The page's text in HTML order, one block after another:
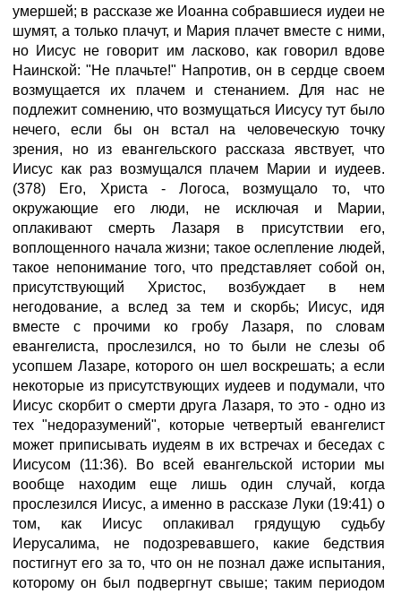
умершей; в рассказе же Иоанна собравшиеся иудеи не
шумят, а только плачут, и Мария плачет вместе с ними,
но Иисус не говорит им ласково, как говорил вдове
Наинской: "Не плачьте!" Напротив, он в сердце своем
возмущается их плачем и стенанием. Для нас не
подлежит сомнению, что возмущаться Иисусу тут было
нечего, если бы он встал на человеческую точку
зрения, но из евангельского рассказа явствует, что
Иисус как раз возмущался плачем Марии и иудеев.
(378) Его, Христа - Логоса, возмущало то, что
окружающие его люди, не исключая и Марии,
оплакивают смерть Лазаря в присутствии его,
воплощенного начала жизни; такое ослепление людей,
такое непонимание того, что представляет собой он,
присутствующий Христос, возбуждает в нем
негодование, а вслед за тем и скорбь; Иисус, идя
вместе с прочими ко гробу Лазаря, по словам
евангелиста, прослезился, но то были не слезы об
усопшем Лазаре, которого он шел воскрешать; а если
некоторые из присутствующих иудеев и подумали, что
Иисус скорбит о смерти друга Лазаря, то это - одно из
тех "недоразумений", которые четвертый евангелист
может приписывать иудеям в их встречах и беседах с
Иисусом (11:36). Во всей евангельской истории мы
вообще находим еще лишь один случай, когда
прослезился Иисус, а именно в рассказе Луки (19:41) о
том, как Иисус оплакивал грядущую судьбу
Иерусалима, не подозревавшего, какие бедствия
постигнут его за то, что он не познал даже испытания,
которому он был подвергнут свыше; таким периодом